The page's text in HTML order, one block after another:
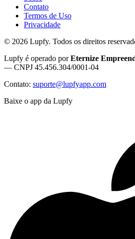
Contato
Termos de Uso
Privacidade
© 2026 Lupfy. Todos os direitos
Lupfy é operado porEternize
— CNPJ 45.456.304/0001-04
Contato: suporte@lupfyapp.com
Baixe o app da Lupfy